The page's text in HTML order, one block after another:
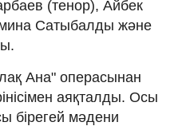
(тенор), Айбек
Сатыбалды және
Ана" операсынан
аяқталды. Осы
бірегей мәдени